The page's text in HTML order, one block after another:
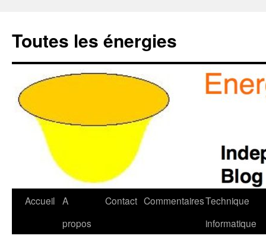
contenu
Toutes les énergies
Accueil A
propos
Contact CommentairesTechnique
informatique